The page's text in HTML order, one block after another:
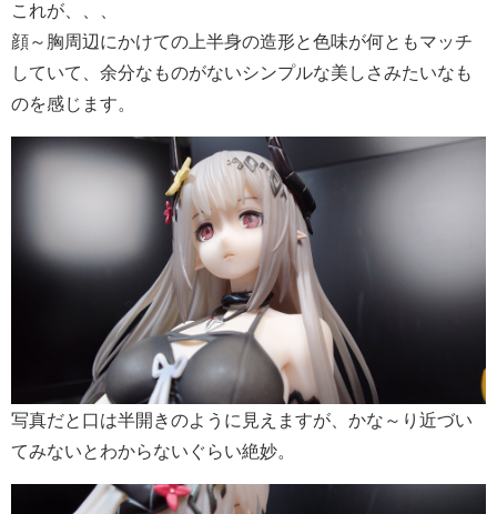
これが、、、
顔～胸周辺にかけての上半身の造形と色味が何ともマッチ
していて、余分なものがないシンプルな美しさみたいなも
のを感じます。
写真だと口は半開きのように見えますが、かな～り近づい
てみないとわからないぐらい絶妙。